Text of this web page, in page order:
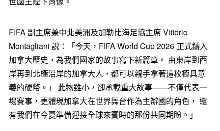
FIFA 副主席兼中北美洲及加勒比海足協主席 Vittorio
Montagliani 說：「今天，FIFA World Cup 2026 正式鑄入
加拿大歷史，為我們國家的故事寫下新篇章。 由東岸到西
岸再到北極沿岸的加拿大人，都可以親手拿著這枚極具意
義的硬幣。」 此物雖小，卻承載重大故事——不僅代表一
場賽事，更體現加拿大在世界舞台作為主辦國的角色， 還
有我們在今夏準備迎接全球來賓時的那份共同期盼。」